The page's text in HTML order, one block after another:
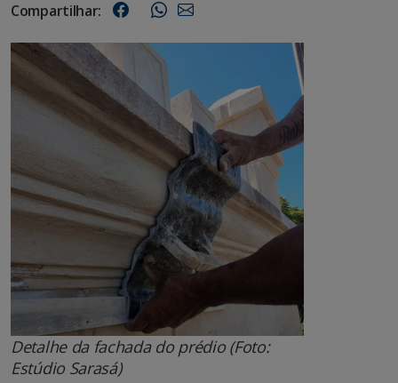
Compartilhar:
Detalhe da fachada do prédio (Foto:
Estúdio Sarasá)